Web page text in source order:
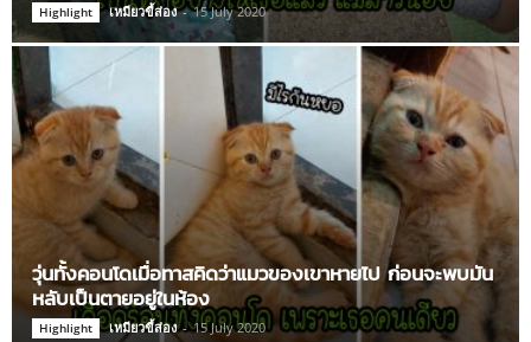
Highlight เหมียวขี้ส่อง - 15 July 2020
วุ่นทั้งคอนโดเมื่อทาสคิดว่าแมวของเขาหายไป ก่อนจะพบมัน
หลับเป็นตายอยู่ในห้อง
Highlight เหมียวขี้ส่อง - 15 July 2020